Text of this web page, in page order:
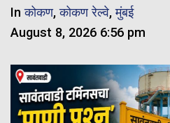
Inकोकण,कोकण रेल्वे,मुंबई
August 8, 2026 6:56 pm